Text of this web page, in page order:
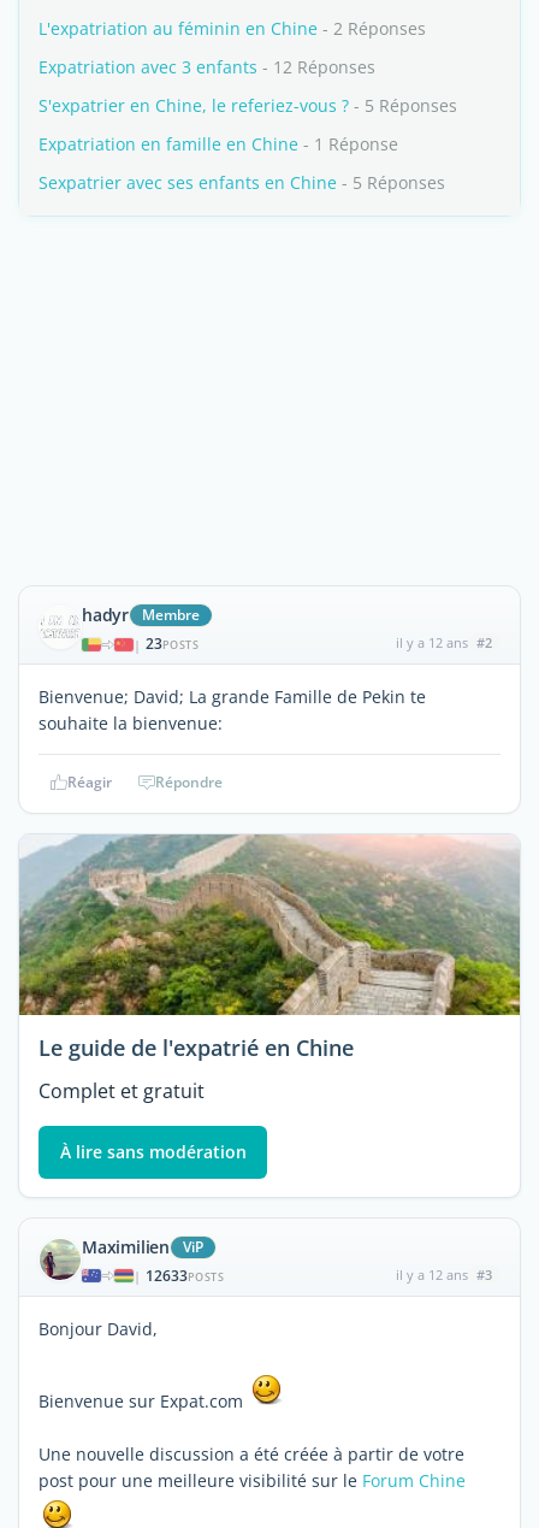
L'expatriation au féminin en Chine - 2 Réponses
Expatriation avec 3 enfants - 12 Réponses
S'expatrier en Chine, le referiez-vous ? - 5 Réponses
Expatriation en famille en Chine - 1 Réponse
Sexpatrier avec ses enfants en Chine - 5 Réponses
hadyr Membre
| 23POSTS il y a 12 ans #2
Bienvenue; David; La grande Famille de Pekin te
souhaite la bienvenue:
Réagir Répondre
Le guide de l'expatrié en Chine
Complet et gratuit
À lire sans modération
Maximilien ViP
| 12633POSTS il y a 12 ans #3
Bonjour David,
Bienvenue sur Expat.com
Une nouvelle discussion a été créée à partir de votre
post pour une meilleure visibilité sur le Forum Chine